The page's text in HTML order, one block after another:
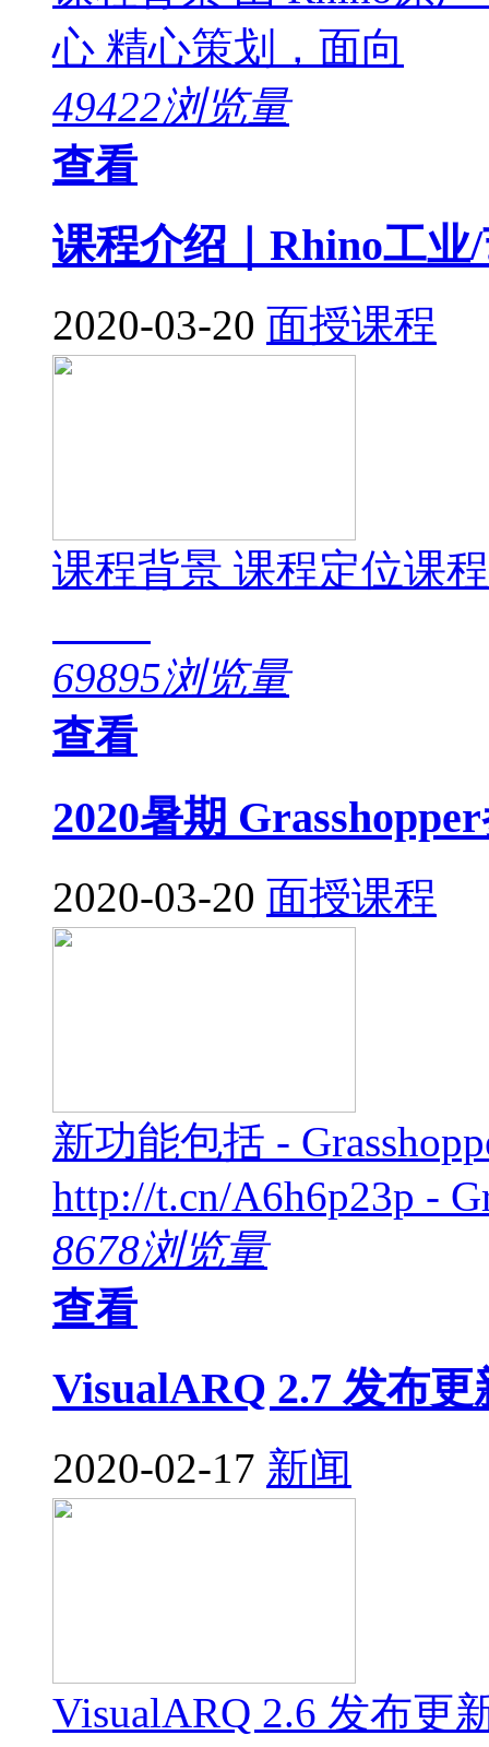
心 精心策划，面向
49422浏览量
查看
课程介绍｜Rhino工
2020-03-20 面授课程
课程背景 课程定位课
69895浏览量
查看
2020暑期
2020-03-20 面授课程
新功能包括 -
http://t.cn/A6h6p23p -
8678浏览量
查看
VisualARQ 2.7 发布更
2020-02-17 新闻
VisualARQ 2.6 发布更